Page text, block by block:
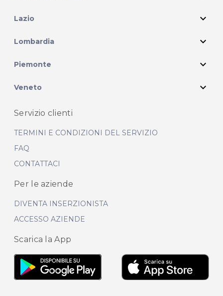
Lazio expand_more
Lombardia expand_more
Piemonte expand_more
Veneto expand_more
Servizio clienti
TERMINI E CONDIZIONI DEL SERVIZIO
FAQ
CONTATTACI
Per le aziende
DIVENTA INSERZIONISTA
ACCESSO AZIENDE
Scarica la App